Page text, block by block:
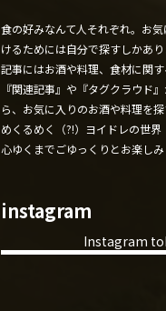
食の好みなんて人それぞれ。お
けるためには自分で探すしかあり
記事にはお酒や料理、食材に関す
『関連記事』や『タグクラウド
ら、お気に入りのお酒や料理を探
めくるめく（?!）ヨイドレの世界
心ゆくまでごゆっくりとお楽しみ
instagram
Instagram